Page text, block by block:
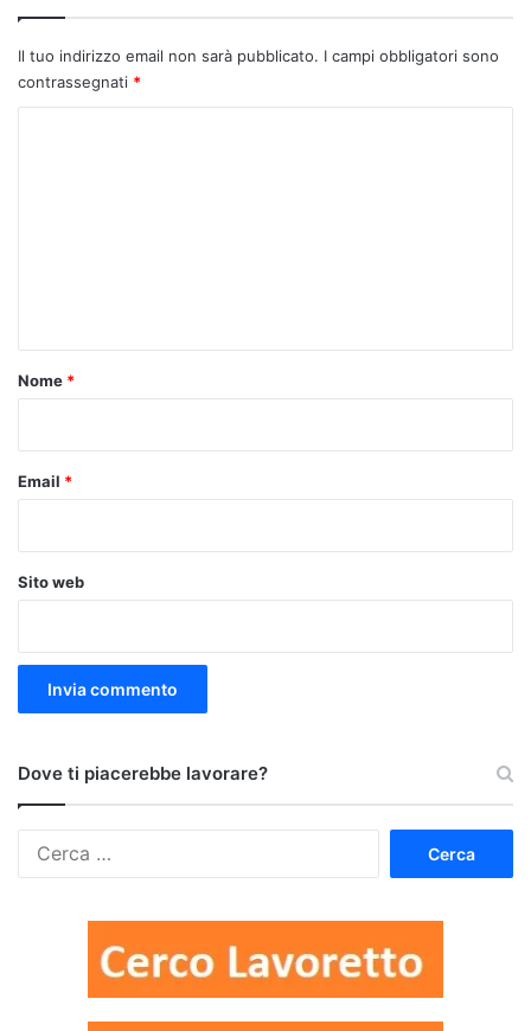
Il tuo indirizzo email non sarà pubblicato. I campi obbligatori sono
contrassegnati *
o
Nome *
Email *
Sito web
Dove ti piacerebbe lavorare?